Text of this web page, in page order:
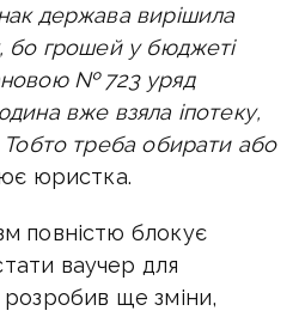
держава вирішила
бо грошей у бюджеті
№ 723 уряд
вже взяла іпотеку,
Тобто треба обирати або
юристка.
повністю блокує
ваучер для
ще зміни,